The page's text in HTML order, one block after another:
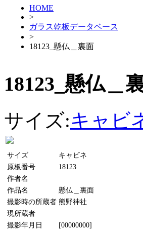
HOME
>
ガラス乾板データベース
>
18123_懸仏＿裏面
18123_懸仏＿
サイズ:キャビ
サイズ
キャビネ
原板番号
18123
作者名
作品名
懸仏＿裏面
撮影時の所蔵者 熊野神社
現所蔵者
撮影年月日
[00000000]